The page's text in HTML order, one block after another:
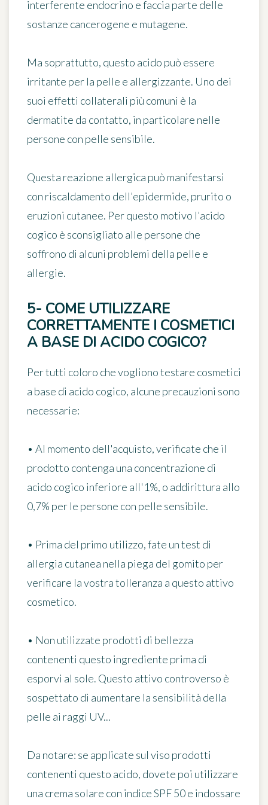
interferente endocrino e faccia parte delle
sostanze cancerogene e mutagene.
Ma soprattutto, questo acido può essere
irritante per la pelle e allergizzante. Uno dei
suoi effetti collaterali più comuni è la
dermatite da contatto, in particolare nelle
persone con pelle sensibile.
Questa reazione allergica può manifestarsi
con riscaldamento dell'epidermide, prurito o
eruzioni cutanee. Per questo motivo l'acido
cogico è sconsigliato alle persone che
soffrono di alcuni problemi della pelle e
allergie.
5- COME UTILIZZARE
CORRETTAMENTE I COSMETICI
A BASE DI ACIDO COGICO?
Per tutti coloro che vogliono testare cosmetici
a base di acido cogico, alcune precauzioni sono
necessarie:
• Al momento dell'acquisto, verificate che il
prodotto contenga una concentrazione di
acido cogico inferiore all'1%, o addirittura allo
0,7% per le persone con pelle sensibile.
• Prima del primo utilizzo, fate un test di
allergia cutanea nella piega del gomito per
verificare la vostra tolleranza a questo attivo
cosmetico.
• Non utilizzate prodotti di bellezza
contenenti questo ingrediente prima di
esporvi al sole. Questo attivo controverso è
sospettato di aumentare la sensibilità della
pelle ai raggi UV...
Da notare: se applicate sul viso prodotti
contenenti questo acido, dovete poi utilizzare
una crema solare con indice SPF 50 e indossare